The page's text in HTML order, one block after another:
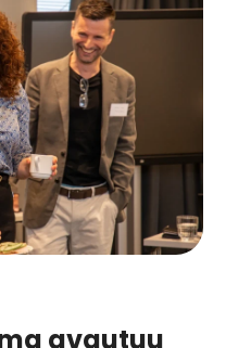
avautuu